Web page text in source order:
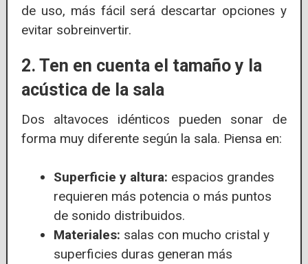
de uso, más fácil será descartar opciones y
evitar sobreinvertir.
2. Ten en cuenta el tamaño y la
acústica de la sala
Dos altavoces idénticos pueden sonar de
forma muy diferente según la sala. Piensa en:
Superficie y altura: espacios grandes
requieren más potencia o más puntos
de sonido distribuidos.
Materiales: salas con mucho cristal y
superficies duras generan más